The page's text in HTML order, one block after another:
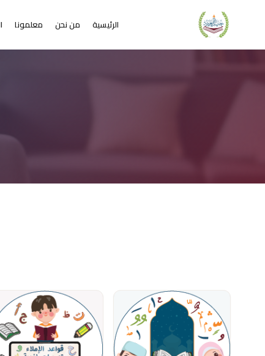
الرئيسية من نحن معلمونا